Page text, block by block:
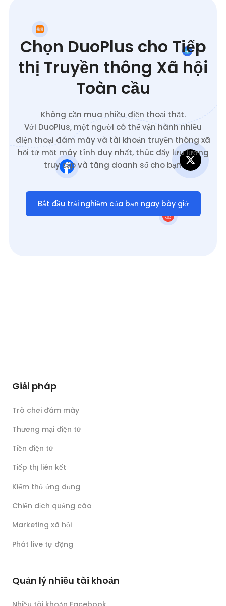
Chọn DuoPlus cho Tiếp
thị Truyền thông Xã hội
Toàn cầu
Không cần mua nhiều điện thoại thật.
Với DuoPlus, một người có thể vận hành nhiều
điện thoại đám mây và tài khoản truyền thông xã
hội từ một máy tính duy nhất, thúc đẩy lưu lượng
truy cập và tăng doanh số cho bạn.
Bắt đầu trải nghiệm của bạn ngay bây giờ
Giải pháp
Trò chơi đám mây
Thương mại điện tử
Tiền điện tử
Tiếp thị liên kết
Kiểm thử ứng dụng
Chiến dịch quảng cáo
Marketing xã hội
Phát live tự động
Quản lý nhiều tài khoản